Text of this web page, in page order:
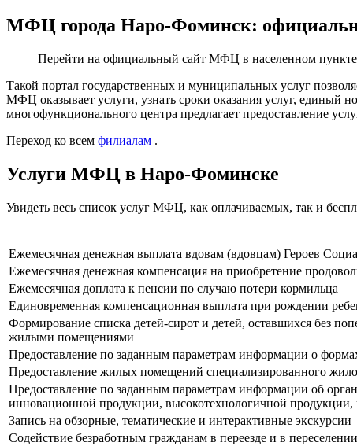
МФЦ города Наро-Фоминск:
Перейти на официальный сайт МФЦ в населенном
Такой портал государственных и муниципальных услуг
МФЦ оказывает услуги, узнать сроки оказания услуг,
многофункционального центра предлагает предоставление
Переход ко всем филиалам .
Услуги МФЦ в Наро-Фоминске
Увидеть весь список услуг МФЦ, как оплачиваемых, так и
Ежемесячная денежная выплата вдовам (вдовцам) Героев
Ежемесячная денежная компенсация на приобретение
Ежемесячная доплата к пенсии по случаю потери кормильца
Единовременная компенсационная выплата при рождении
Формирование списка детей-сирот и детей, оставшихся без
жилыми помещениями
Предоставление по заданным параметрам информации о
Предоставление жилых помещений специализированного
Предоставление по заданным параметрам информации об
инновационной продукции, высокотехнологичной продукции,
Запись на обзорные, тематические и интерактивные экскурсии
Содействие безработным гражданам в переезде и в